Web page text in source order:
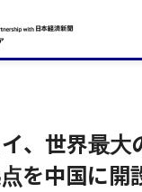
、世界最大
を中国に開